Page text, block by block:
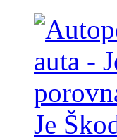
Je